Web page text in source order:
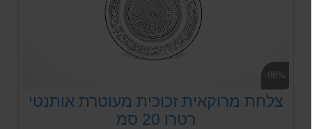
-98%
צלחת מרוקאית זכוכית מעוטרת אותנטי
רטרו 20 סמ